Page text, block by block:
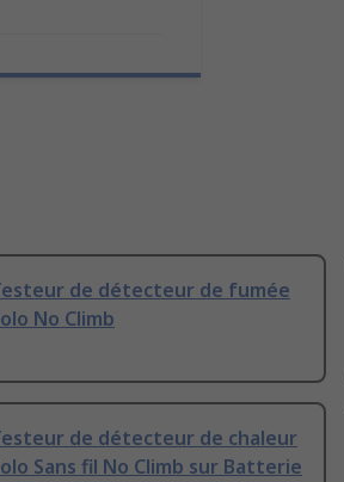
de détecteur de fumée
No Climb
de détecteur de chaleur
Sans fil No Climb sur Batterie